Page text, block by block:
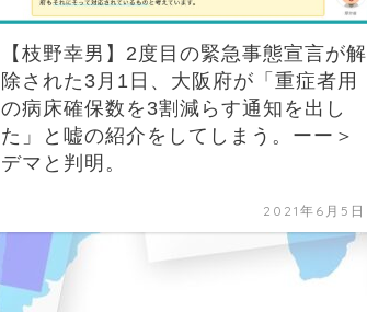
【枝野幸男】2度目の緊急事態宣言が解
除された3月1日、大阪府が「重症者用
の病床確保数を3割減らす通知を出し
た」と嘘の紹介をしてしまう。ーー＞
デマと判明。
2021年6月5日